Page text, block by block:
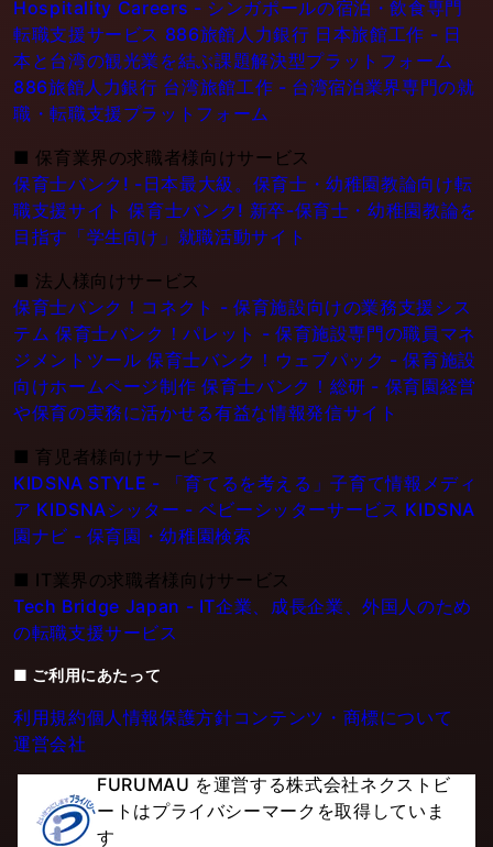
Hospitality Careers - シンガポールの宿泊・飲食専門
転職支援サービス 886旅館人力銀行 日本旅館工作 - 日
本と台湾の観光業を結ぶ課題解決型プラットフォーム
886旅館人力銀行 台湾旅館工作 - 台湾宿泊業界専門の就
職・転職支援プラットフォーム
■ 保育業界の求職者様向けサービス
保育士バンク! -日本最大級。保育士・幼稚園教論向け転
職支援サイト 保育士バンク! 新卒-保育士・幼稚園教論を
目指す「学生向け」就職活動サイト
■ 法人様向けサービス
保育士バンク！コネクト - 保育施設向けの業務支援シス
テム 保育士バンク！パレット - 保育施設専門の職員マネ
ジメントツール 保育士バンク！ウェブパック - 保育施設
向けホームページ制作 保育士バンク！総研 - 保育園経営
や保育の実務に活かせる有益な情報発信サイト
■ 育児者様向けサービス
KIDSNA STYLE - 「育てるを考える」子育て情報メディ
ア KIDSNAシッター - ベビーシッターサービス KIDSNA
園ナビ - 保育園・幼稚園検索
■ IT業界の求職者様向けサービス
Tech Bridge Japan - IT企業、成長企業、外国人のため
の転職支援サービス
■ ご利用にあたって
利用規約個人情報保護方針コンテンツ・商標について
運営会社
FURUMAU を運営する株式会社ネクストビ
ートはプライバシーマークを取得していま
す